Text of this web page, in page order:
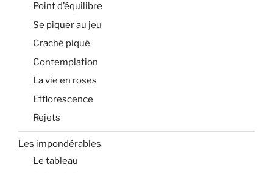
Point d’équilibre
Se piquer au jeu
Craché piqué
Contemplation
La vie en roses
Efflorescence
Rejets
Les impondérables
Le tableau